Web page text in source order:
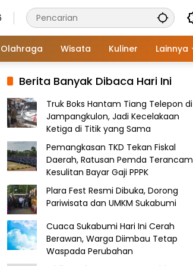
Olahraga Wisata Kuliner Lainnya
Berita Banyak Dibaca Hari Ini
Truk Boks Hantam Tiang Telepon di
Jampangkulon, Jadi Kecelakaan
Ketiga di Titik yang Sama
Pemangkasan TKD Tekan Fiskal
Daerah, Ratusan Pemda Terancam
Kesulitan Bayar Gaji PPPK
Plara Fest Resmi Dibuka, Dorong
Pariwisata dan UMKM Sukabumi
Cuaca Sukabumi Hari Ini Cerah
Berawan, Warga Diimbau Tetap
Waspada Perubahan